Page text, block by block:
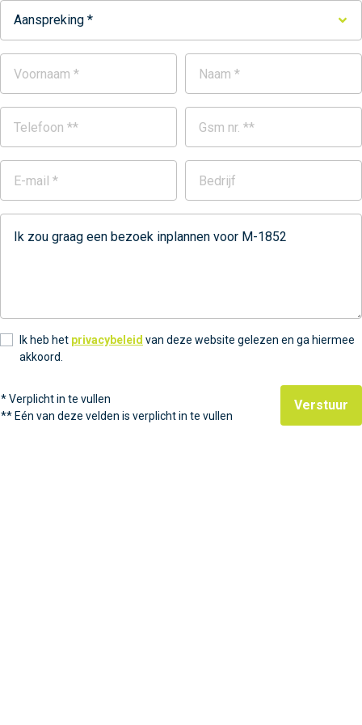
Aanspreking *
Ik heb het privacybeleid van deze website gelezen en ga hiermee
akkoord.
*Verplicht in te vullen
** Eén van deze velden is verplicht in te vullen
Verstuur